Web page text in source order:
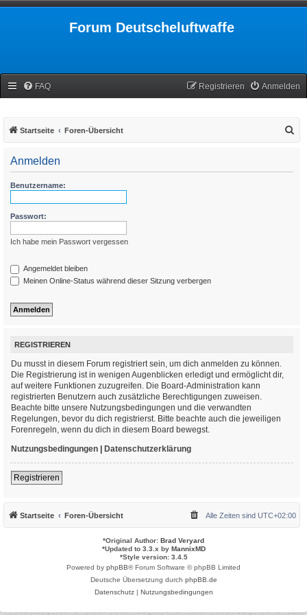
Forum Deutscheluftwaffe
FAQ Anmelden
Registrieren
Startseite Foren-Übersicht
Anmelden
Benutzername:
Passwort:
Ich habe mein Passwort vergessen
Angemeldet bleiben
Meinen Online-Status während dieser Sitzung verbergen
REGISTRIEREN
Du musst in diesem Forum registriert sein, um dich anmelden zu können.
Die Registrierung ist in wenigen Augenblicken erledigt und ermöglicht dir,
auf weitere Funktionen zuzugreifen. Die Board-Administration kann
registrierten Benutzern auch zusätzliche Berechtigungen zuweisen.
Beachte bitte unsere Nutzungsbedingungen und die verwandten
Regelungen, bevor du dich registrierst. Bitte beachte auch die jeweiligen
Forenregeln, wenn du dich in diesem Board bewegst.
Nutzungsbedingungen | Datenschutzerklärung
Registrieren
Startseite Foren-Übersicht Alle Zeiten sind UTC+02:00
*Original Author: Brad Veryard
*Updated to 3.3.x by MannixMD
*Style version: 3.4.5
Powered by phpBB® Forum Software © phpBB Limited
Deutsche Übersetzung durch phpBB.de
Datenschutz| Nutzungsbedingungen